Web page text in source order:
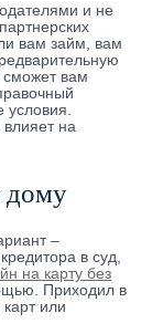
и не
вам займ, вам
вам
на
дому
–
в суд,
на карту без
Приходил в
или